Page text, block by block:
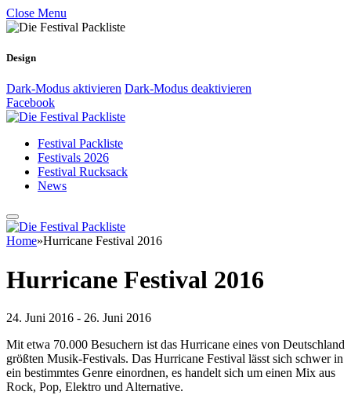
Close Menu
Design
Dark-Modus aktivieren Dark-Modus deaktivieren
Facebook
Festival Packliste
Festivals 2026
Festival Rucksack
News
Home»Hurricane Festival 2016
Hurricane Festival 2016
24. Juni 2016 - 26. Juni 2016
Mit etwa 70.000 Besuchern ist das Hurricane eines von Deutschland
größten Musik-Festivals. Das Hurricane Festival lässt sich schwer in
ein bestimmtes Genre einordnen, es handelt sich um einen Mix aus
Rock, Pop, Elektro und Alternative.